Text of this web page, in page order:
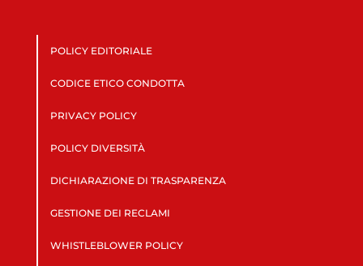
POLICY EDITORIALE
CODICE ETICO CONDOTTA
PRIVACY POLICY
POLICY DIVERSITÀ
DICHIARAZIONE DI TRASPARENZA
GESTIONE DEI RECLAMI
WHISTLEBLOWER POLICY